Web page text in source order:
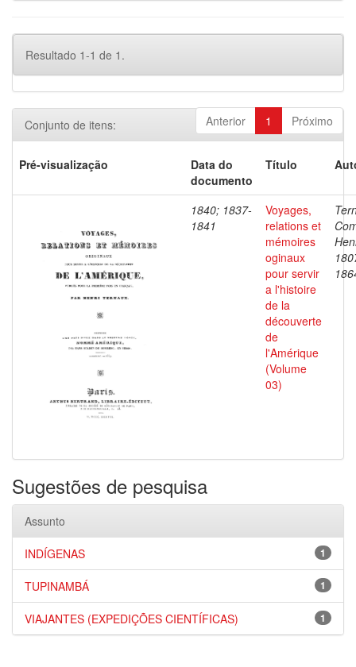
Resultado 1-1 de 1.
Anterior 1 Próximo
Conjunto de itens:
Pré-visualização
Data do
documento
Título
1840; 1837-
1841
Voyages,
relations et
mémoires
oginaux
pour servir
a l'histoire
de la
découverte
de
l'Amérique
(Volume
03)
Sugestões de pesquisa
Assunto
1
INDÍGENAS
1
TUPINAMBÁ
1
VIAJANTES (EXPEDIÇÕES CIENTÍFICAS)